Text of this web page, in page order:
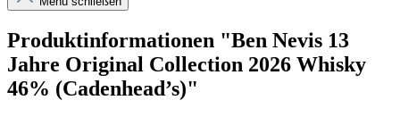
Produktinformationen "Ben Nevis 13
Jahre Original Collection 2026 Whisky
46% (Cadenhead’s)"